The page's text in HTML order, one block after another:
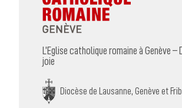
L’Eglise catholique romaine à Genève –
joie
Diocèse de Lausanne, Genève et